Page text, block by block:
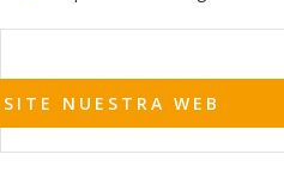
NUESTRA WEB